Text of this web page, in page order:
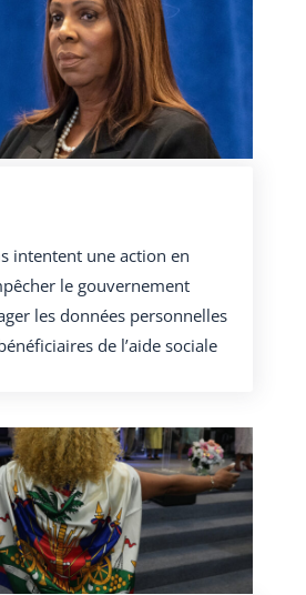
intentent une action en
le gouvernement
les données personnelles
de l’aide sociale